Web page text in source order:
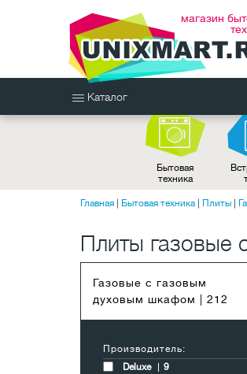
магазин
Каталог
Бытовая
техника
Главная Бытовая техника| Плиты
Плиты газовые
Газовые с газовым
духовым шкафом
| 212
Производитель:
Deluxe
9